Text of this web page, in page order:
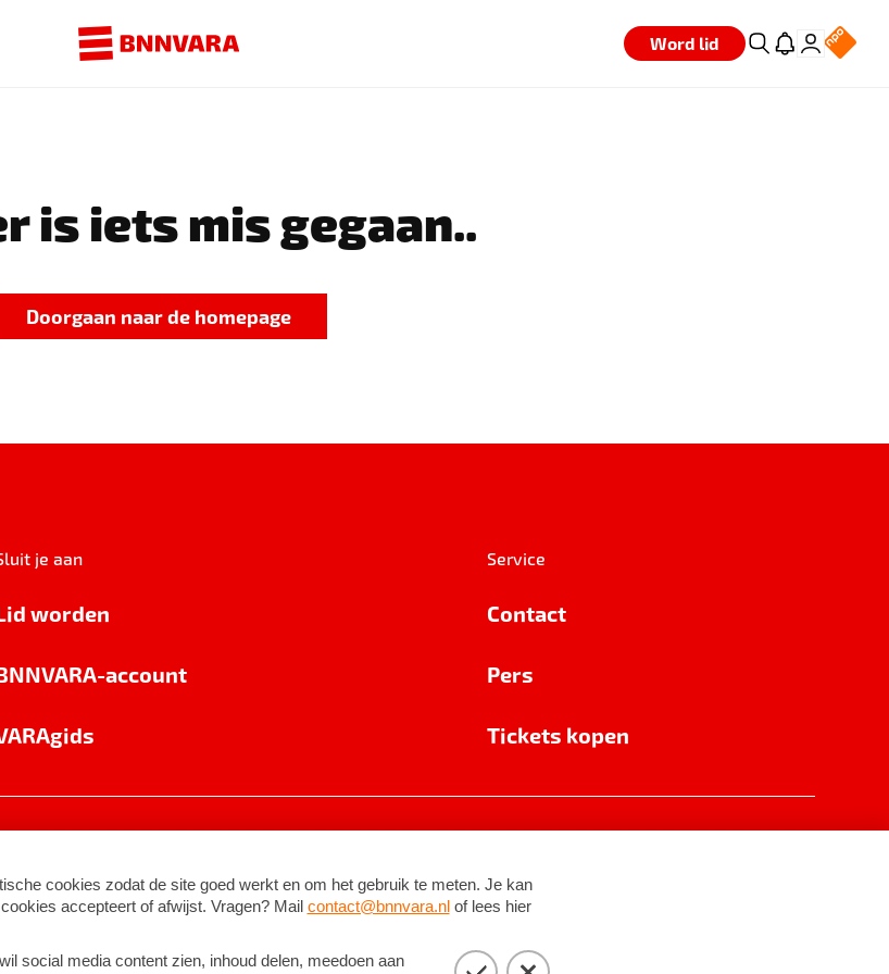
Word lid
is iets mis gegaan..
Doorgaan naar de homepage
je aan
worden
account
Service
Contact
Pers
Tickets kopen
©2026BNNVARA